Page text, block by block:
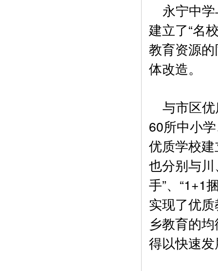
永宁中学
建立了“名
教育资源
体改造。
与市区优
60所中小
优质学校
也分别与
手”、“1+1
实现了优
乡教育的
得以快速